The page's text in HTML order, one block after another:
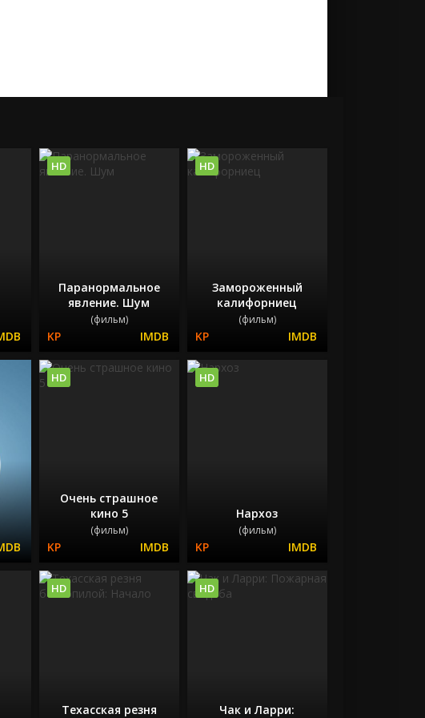
Паранормальное
явление. Шум
(фильм)
HD
Замороженный
калифорниец
(фильм)
HD
Очень страшное
кино 5
(фильм)
HD
Нархоз
(фильм)
HD
Техасская резня
HD
Чак и Ларри:
HD